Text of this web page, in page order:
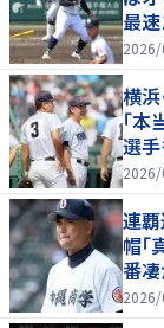
最速
横
「
選手
投げ
連
帽「
番凄
中で